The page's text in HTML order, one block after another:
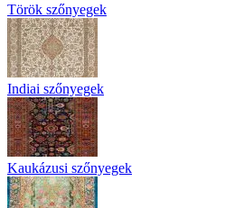
Török szőnyegek
Indiai szőnyegek
Kaukázusi szőnyegek